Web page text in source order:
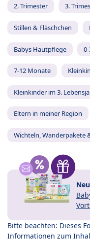
2. Trimester 3.
Stillen & Fläschchen
Babys Hautpflege
7-12 Monate
Kleinkinder im 3.
Eltern in meiner Region
Wichteln, Wanderpakete
Bitte beachten: Dieses
Informationen zum